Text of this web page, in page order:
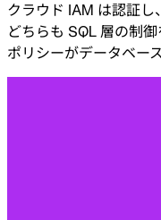
クラウド IAM は認証し
どちらも SQL 層の制
ポリシーがデータベー